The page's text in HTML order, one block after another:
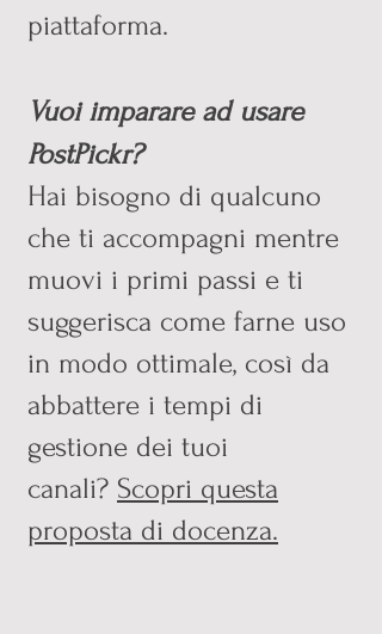
piattaforma.
Vuoi imparare ad usare
PostPickr?
Hai bisogno di qualcuno
che ti accompagni mentre
muovi i primi passi e ti
suggerisca come farne uso
in modo ottimale, così da
abbattere i tempi di
gestione dei tuoi
canali? Scopri questa
proposta di docenza.